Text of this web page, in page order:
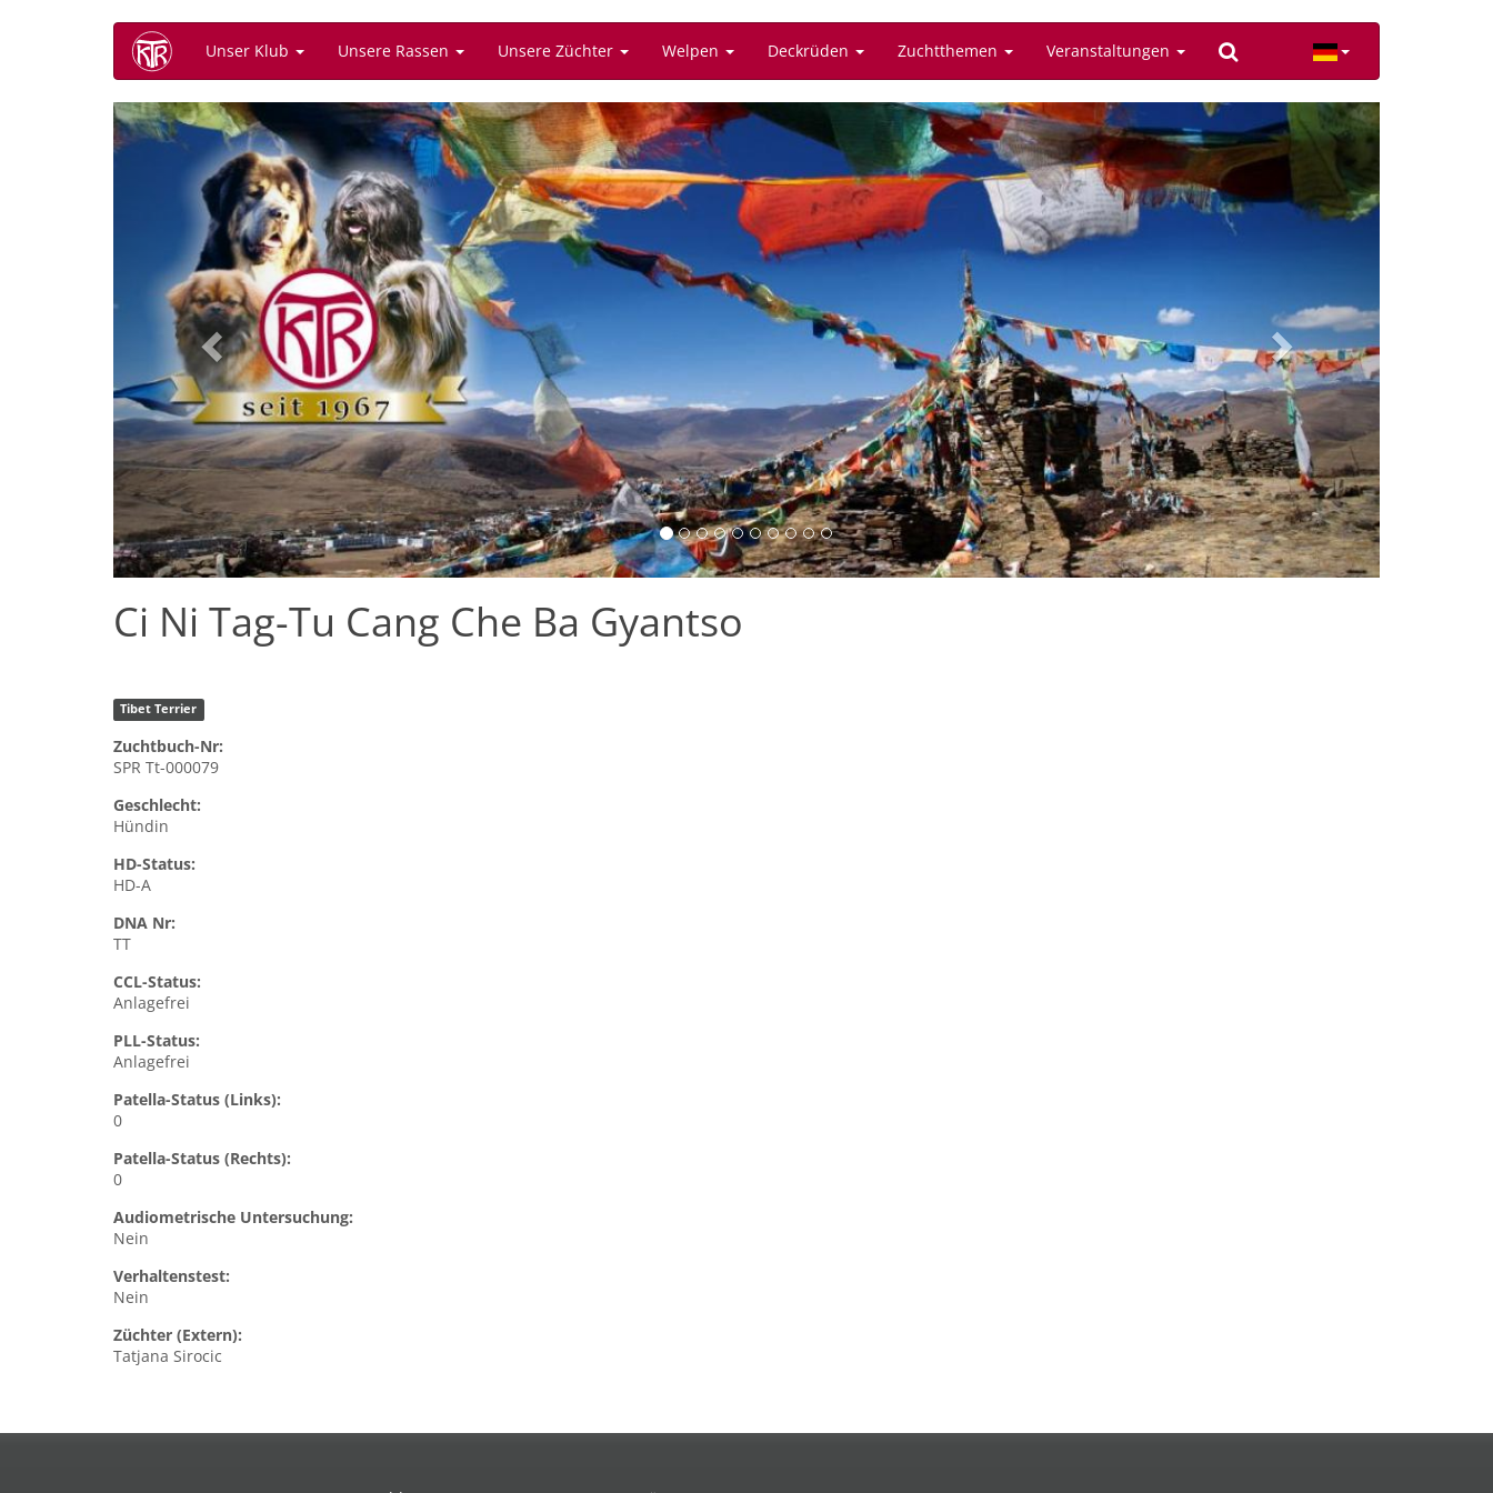
Unser Klub Unsere Rassen Unsere Züchter Welpen Deckrüden Zuchtthemen Veranstaltungen
Previous Next
Ci Ni Tag-Tu Cang Che Ba Gyantso
Tibet Terrier
Zuchtbuch-Nr:
SPR Tt-000079
Geschlecht:
Hündin
HD-Status:
HD-A
DNA Nr:
TT
CCL-Status:
Anlagefrei
PLL-Status:
Anlagefrei
Patella-Status (Links):
0
Patella-Status (Rechts):
0
Audiometrische Untersuchung:
Nein
Verhaltenstest:
Nein
Züchter (Extern):
Tatjana Sirocic